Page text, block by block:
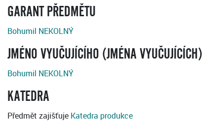
GARANT PŘEDMĚTU
Bohumil NEKOLNÝ
JMÉNO VYUČUJÍCÍHO (JMÉNA VYUČUJÍCÍCH)
Bohumil NEKOLNÝ
KATEDRA
Předmět zajišťuje Katedra produkce